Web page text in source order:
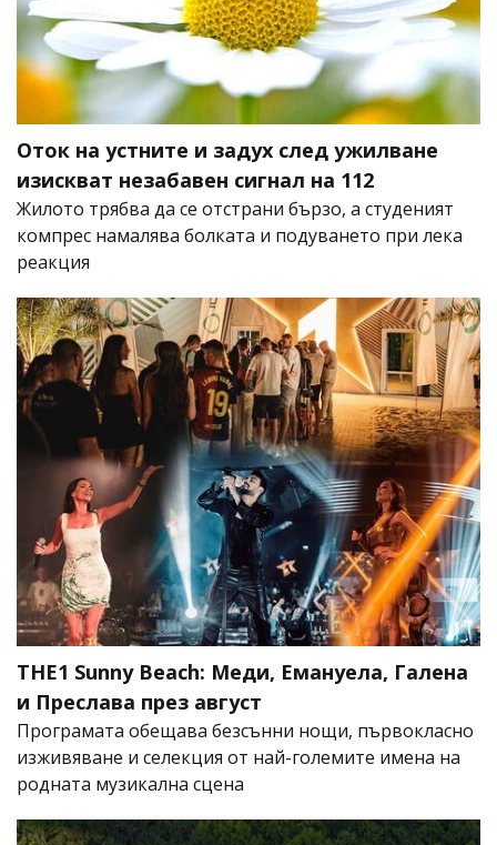
Оток на устните и задух след ужилване
изискват незабавен сигнал на 112
Жилото трябва да се отстрани бързо, а студеният
компрес намалява болката и подуването при лека
реакция
THE1 Sunny Beach: Меди, Емануела, Галена
и Преслава през август
Програмата обещава безсънни нощи, първокласно
изживяване и селекция от най-големите имена на
родната музикална сцена